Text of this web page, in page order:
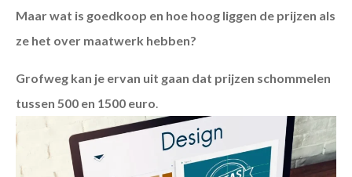
Maar wat is goedkoop en hoe hoog liggen de prijzen als
ze het over maatwerk hebben?
Grofweg kan je ervan uit gaan dat prijzen schommelen
tussen 500 en 1500 euro.